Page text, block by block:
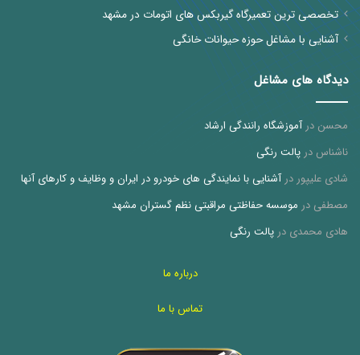
تخصصی ترین تعمیرگاه گیربکس های اتومات در مشهد
آشنایی با مشاغل حوزه حیوانات خانگی
دیدگاه های مشاغل
محسن درآموزشگاه رانندگی ارشاد
ناشناس در پالت رنگی
شادی علیپور درآشنایی با نمایندگی های خودرو در ایران و وظایف و کارهای آنها
مصطفی در موسسه حفاظتی مراقبتی نظم گستران مشهد
هادی محمدی در پالت رنگی
درباره ما
تماس با ما